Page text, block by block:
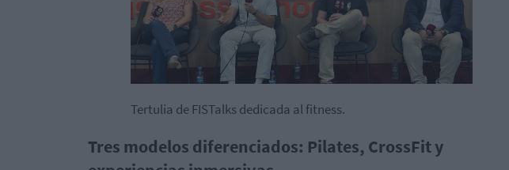
Tertulia de FISTalks dedicada al fitness.
Tres modelos diferenciados: Pilates, CrossFit y